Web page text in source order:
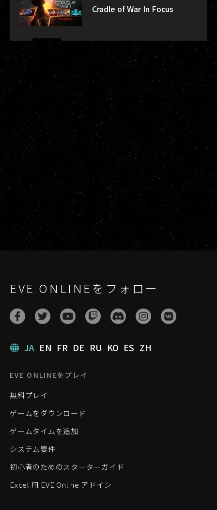
Cradle of War In Focus
EVE ONLINEをフォロー
JA EN FR DE RU KO ES ZH
EVE ONLINEをプレイ
無料プレイ
ゲームをダウンロード
ゲームタイムを追加
システム要件
初心者のためのスターターガイド
Excel 用 EVE Online アドイン